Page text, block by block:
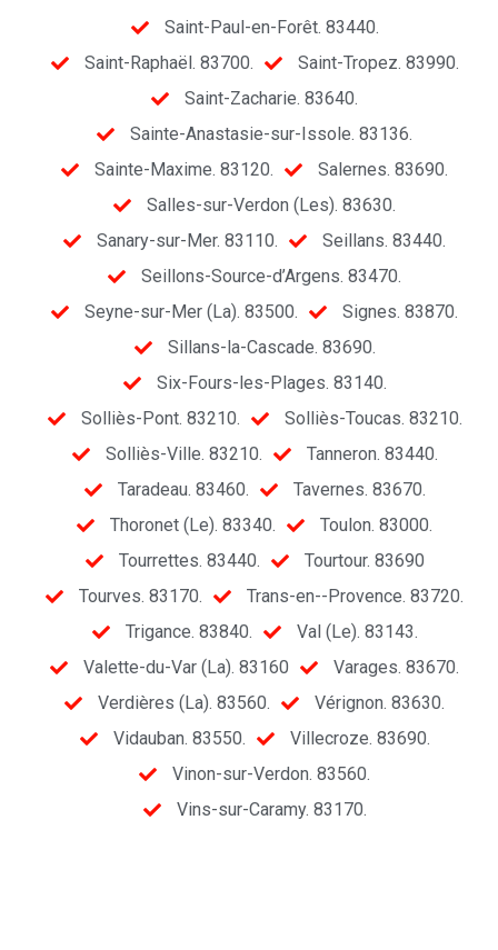
Saint-Paul-en-Forêt. 83440.
Saint-Raphaël. 83700.
Saint-Tropez. 83990.
Saint-Zacharie. 83640.
Sainte-Anastasie-sur-Issole. 83136.
Sainte-Maxime. 83120.
Salernes. 83690.
Salles-sur-Verdon (Les). 83630.
Sanary-sur-Mer. 83110.
Seillans. 83440.
Seillons-Source-d’Argens. 83470.
Seyne-sur-Mer (La). 83500.
Signes. 83870.
Sillans-la-Cascade. 83690.
Six-Fours-les-Plages. 83140.
Solliès-Pont. 83210.
Solliès-Toucas. 83210.
Solliès-Ville. 83210.
Tanneron. 83440.
Taradeau. 83460.
Tavernes. 83670.
Thoronet (Le). 83340.
Toulon. 83000.
Tourrettes. 83440.
Tourtour. 83690
Tourves. 83170.
Trans-en--Provence. 83720.
Trigance. 83840.
Val (Le). 83143.
Valette-du-Var (La). 83160
Varages. 83670.
Verdières (La). 83560.
Vérignon. 83630.
Vidauban. 83550.
Villecroze. 83690.
Vinon-sur-Verdon. 83560.
Vins-sur-Caramy. 83170.